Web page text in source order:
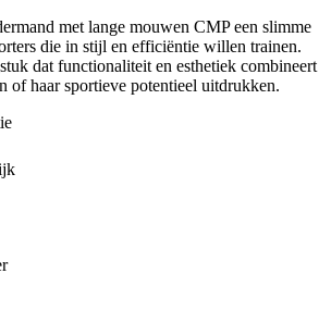
met lange mouwen CMP een slimme
die in stijl en efficiëntie willen trainen.
dat functionaliteit en esthetiek combineert
of haar sportieve potentieel uitdrukken.